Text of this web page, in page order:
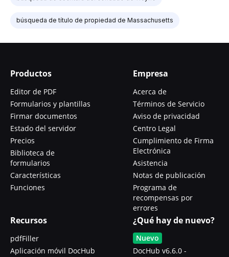
búsqueda de título de propiedad de Massachusetts
Productos
Editor de PDF
Formularios y plantillas
Firmar documentos
Estado del servidor
Precios
Biblioteca de
formularios
Características
Funciones
Empresa
Acerca de
Términos de Servicio
Aviso de privacidad
Centro Legal
Cumplimiento de Firma
Electrónica
Asistencia
Notas de publicación
Programa de
recompensas por
errores
Recursos
pdfFiller
Aplicación móvil DocHub
¿Qué hay de nuevo?
Nuevo
DocHub v6.6.0 -